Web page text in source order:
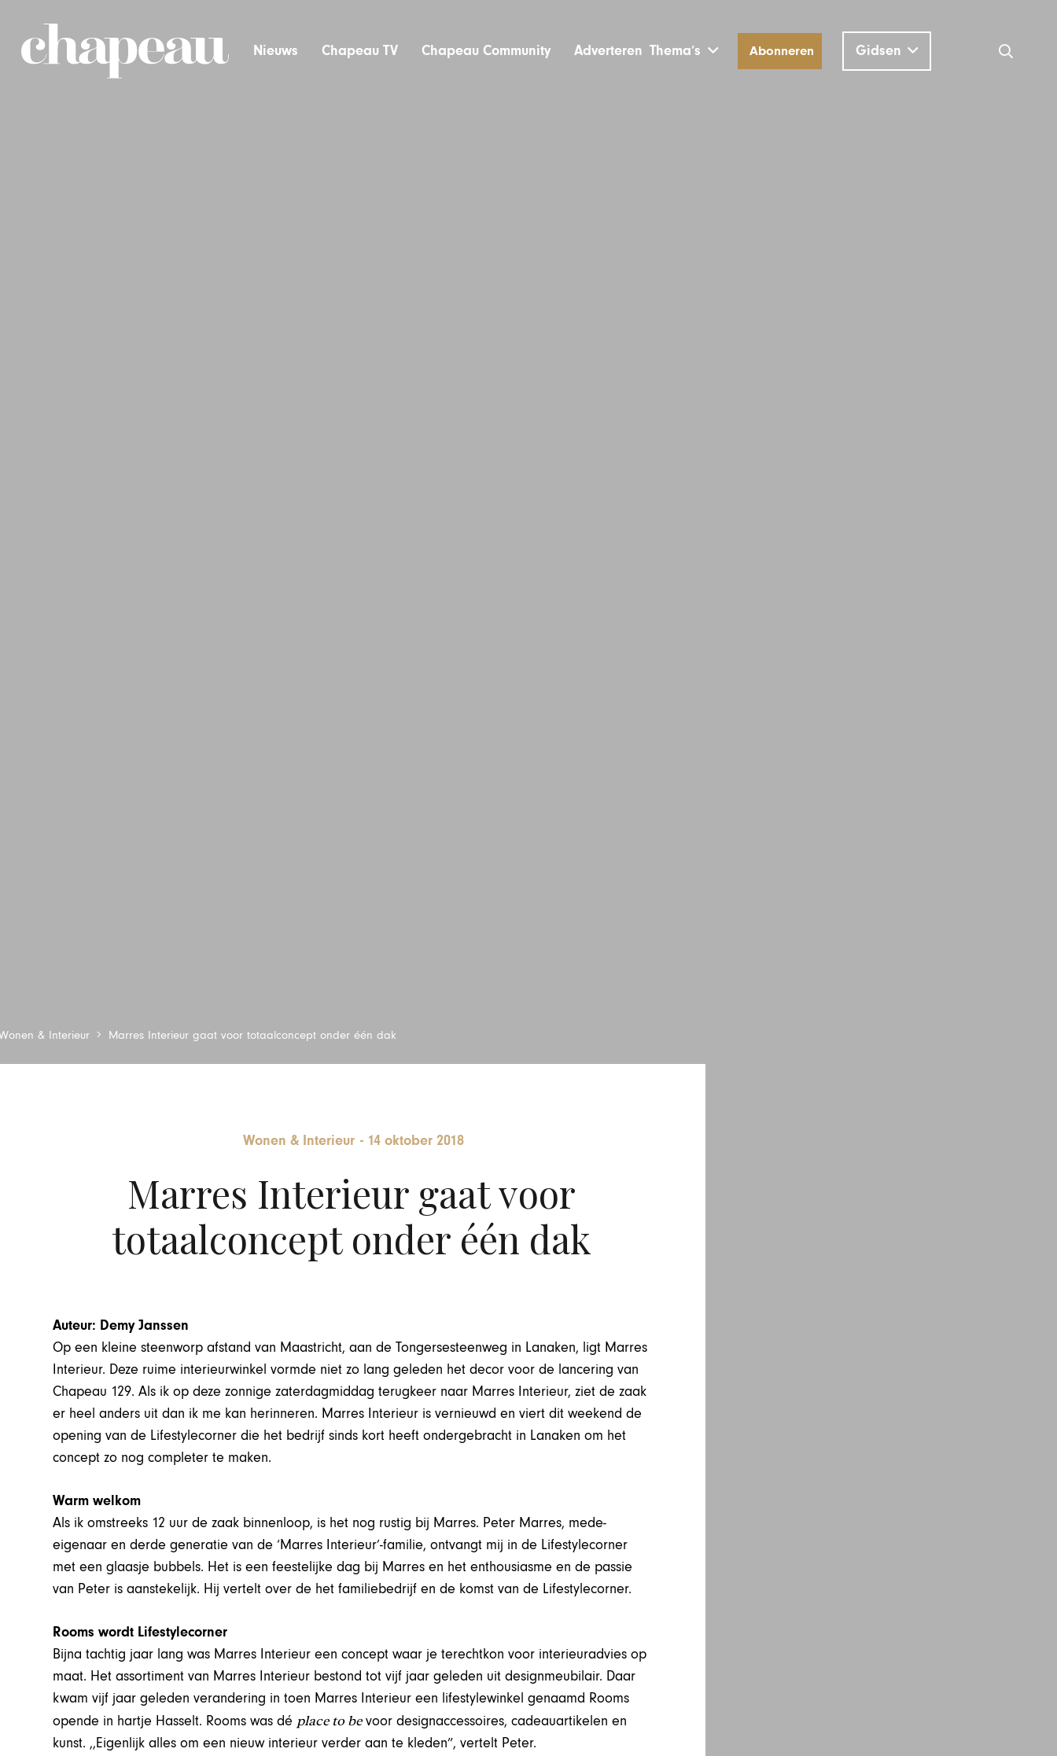
Nieuws Chapeau TV Chapeau Community Adverteren Thema’s Abonneren Gidsen
& Interieur Marres Interieur gaat voor totaalconcept onder één dak
Wonen & Interieur - 14 oktober 2018
Marres Interieur gaat voor
totaalconcept onder één dak
Auteur: Demy Janssen
Op een kleine steenworp afstand van Maastricht, aan de Tongersesteenweg in Lanaken, ligt Marres
Interieur. Deze ruime interieurwinkel vormde niet zo lang geleden het decor voor de lancering van
Chapeau 129. Als ik op deze zonnige zaterdagmiddag terugkeer naar Marres Interieur, ziet de zaak
er heel anders uit dan ik me kan herinneren. Marres Interieur is vernieuwd en viert dit weekend de
opening van de Lifestylecorner die het bedrijf sinds kort heeft ondergebracht in Lanaken om het
concept zo nog completer te maken.
Warm welkom
Als ik omstreeks 12 uur de zaak binnenloop, is het nog rustig bij Marres. Peter Marres, mede-
eigenaar en derde generatie van de ‘Marres Interieur’-familie, ontvangt mij in de Lifestylecorner
met een glaasje bubbels. Het is een feestelijke dag bij Marres en het enthousiasme en de passie
van Peter is aanstekelijk. Hij vertelt over de het familiebedrijf en de komst van de Lifestylecorner.
Rooms wordt Lifestylecorner
Bijna tachtig jaar lang was Marres Interieur een concept waar je terechtkon voor interieuradvies op
maat. Het assortiment van Marres Interieur bestond tot vijf jaar geleden uit designmeubilair. Daar
kwam vijf jaar geleden verandering in toen Marres Interieur een lifestylewinkel genaamd Rooms
opende in hartje Hasselt. Rooms was dé place to bevoor designaccessoires, cadeauartikelen en
kunst. ,,Eigenlijk alles om een nieuw interieur verder aan te kleden”, vertelt Peter.